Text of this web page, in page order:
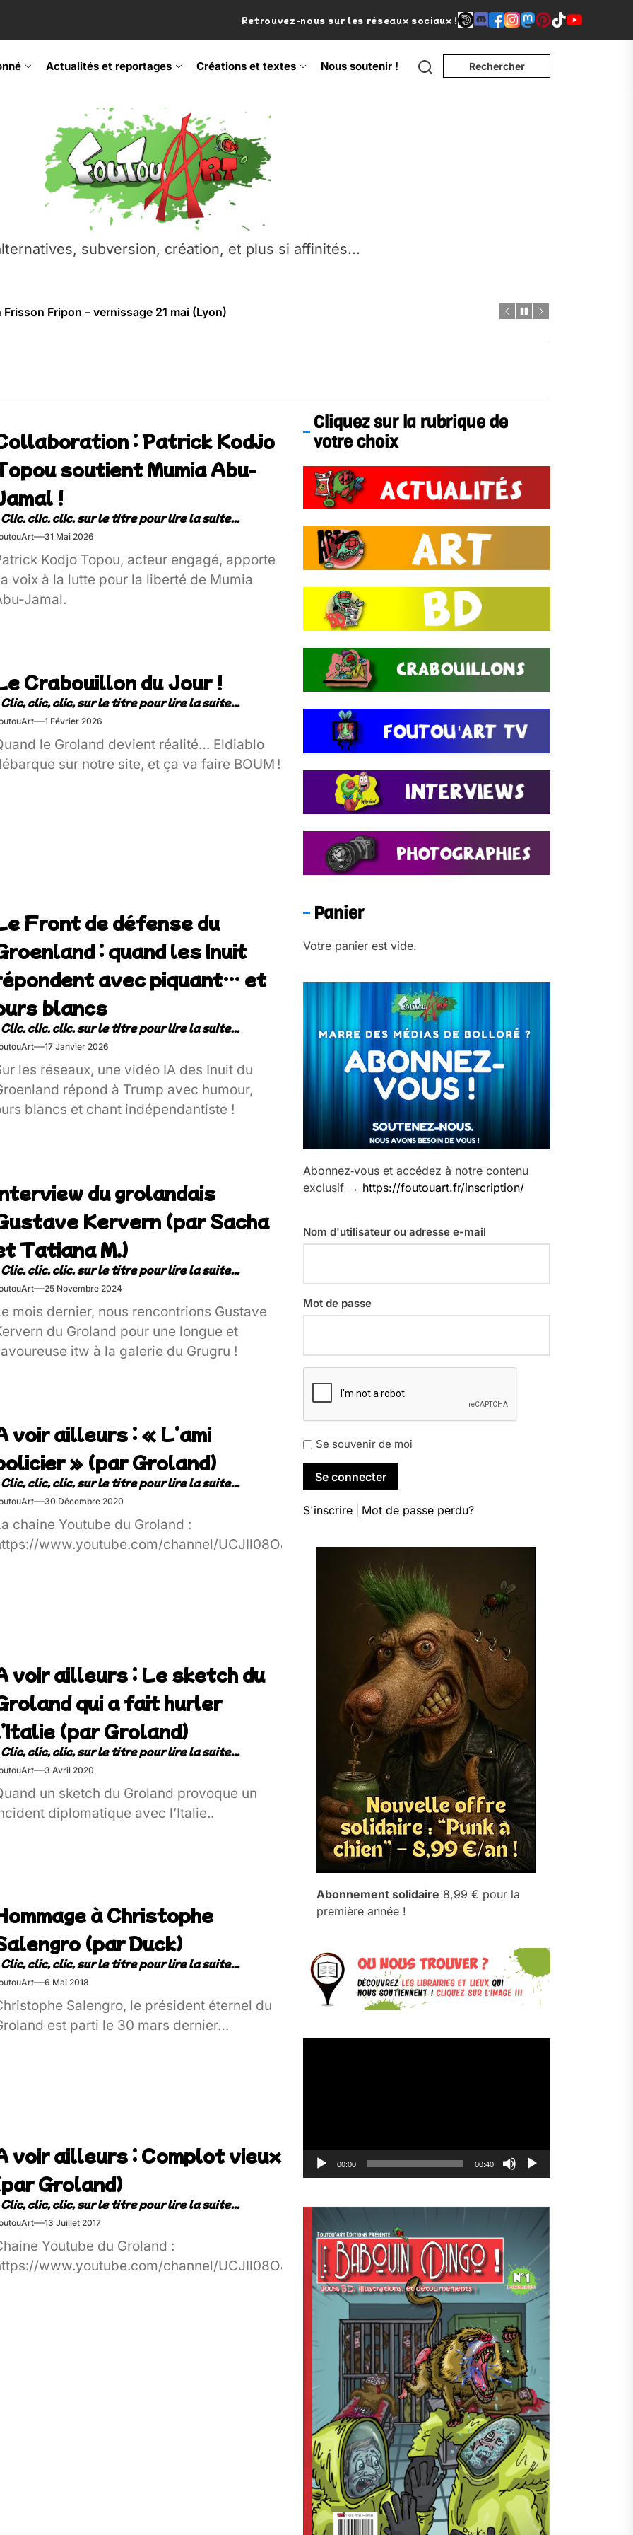
Retrouvez-nous sur les réseaux sociaux !
Actualités et reportages Créations et textes Nous soutenir ! Search Rechercher
subversion, création, et plus si affinités...
Fripon – vernissage 21 mai (Lyon)
Festival – Samedi 18 juillet (Vaulx-en-Velin)
Ŝtono, un livre réalisé par Michaël Moretti & Pierre Lacôte
contre l’A412 à l’Établi (Haute-Savoie)
: Patrick Kodjo
soutient Mumia Abu-
!
31 Mai 2026
Kodjo Topou, acteur engagé, apporte
voix à la lutte pour la liberté de Mumia
Jamal.
Crabouillon du Jour !
1 Février 2026
le Groland devient réalité… Eldiablo
sur notre site, et ça va faire BOUM !
Front de défense du
: quand les Inuit
avec piquant… et
blancs
17 Janvier 2026
les réseaux, une vidéo IA des Inuit du
répond à Trump avec humour,
blancs et chant indépendantiste !
du grolandais
Kervern (par Sacha
Tatiana M.)
25 Novembre 2024
mois dernier, nous rencontrions Gustave
du Groland pour une longue et
itw à la galerie du Grugru !
voir ailleurs : « L’ami
» (par Groland)
30 Décembre 2020
chaine Youtube du Groland :
www.youtube.com/channel/UCJIl08OJstq_9kgI9wf_xjg
voir ailleurs : Le sketch du
qui a fait hurler
(par Groland)
3 Avril 2020
un sketch du Groland provoque un
diplomatique avec l’Italie..
à Christophe
(par Duck)
6 Mai 2018
Salengro, le président éternel du
est parti le 30 mars dernier…
voir ailleurs : Complot vieux
Groland)
13 Juillet 2017
Youtube du Groland :
www.youtube.com/channel/UCJIl08OJstq_9kgI9wf_xjg
Cliquez sur la rubrique de
votre choix
Panier
Votre panier est vide.
Abonnez‑vous et accédez à notre contenu
exclusif → https://foutouart.fr/inscription/
Nom d'utilisateur ou adresse e-mail
Mot de passe
Se souvenir de moi
S'inscrire Mot de passe perdu?
Abonnement solidaire 8,99 € pour la
première année !
00:00 00:40